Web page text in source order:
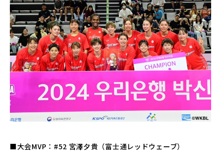
■大会MVP：#52 宮澤夕貴（富士通レッドウェーブ）